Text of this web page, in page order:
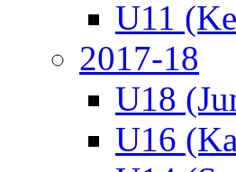
U11
2017-18
U18
U16